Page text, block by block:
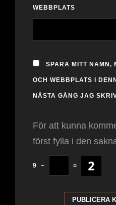
WEBBPLATS
SPARA MITT NAMN,
OCH WEBBPLATS I
NÄSTA GÅNG JAG
För att kunna
först fylla i den
9 − =